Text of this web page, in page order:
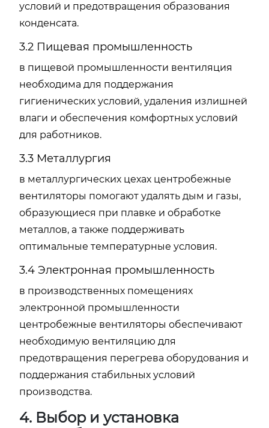
условий и предотвращения образования
конденсата.
3.2 Пищевая промышленность
в пищевой промышленности вентиляция
необходима для поддержания
гигиенических условий, удаления излишней
влаги и обеспечения комфортных условий
для работников.
3.3 Металлургия
в металлургических цехах центробежные
вентиляторы помогают удалять дым и газы,
образующиеся при плавке и обработке
металлов, а также поддерживать
оптимальные температурные условия.
3.4 Электронная промышленность
в производственных помещениях
электронной промышленности
центробежные вентиляторы обеспечивают
необходимую вентиляцию для
предотвращения перегрева оборудования и
поддержания стабильных условий
производства.
4. Выбор и установка